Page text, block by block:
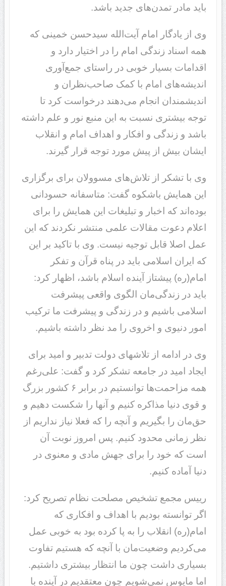
باید مادر تمدن‌های جدید باشد.
وی از یادگار امام آیت‌الله سیدحسن خمینی که
همه اسناد زندگی امام را در اختیار دارد و
اقدامات بسیار خوبی در راستای جمع‌آوری
اندیشه‌های امام با کمک صاحب‌نظران و
اندیشمندان انجام می‌دهند درخواست کرد تا
توجه بیشتری نسبت به این منبع نور و علم داشته
باشد و زندگی و افکار و اهداف امام و انقلاب
ایشان بیش از پیش مورد توجه قرار گیرند.
وی با تشکر از تلاش‌های مسوولان برای برگزاری
این همایش باشکوه گفت: متاسفانه حسودانی
بوده‌اند که اخبار و تبلیغات این همایش را برای
اعلام دعوت مقالات علمی منتشر نکردند که این
عمل اصلا قابل توجیه نیست. وی با تاکید بر این
که ایران اسلامی باید در پناه قرآن و تفکر
امام(ره) پیشتاز آینده اسلام باشد، اظهار کرد:
باید در زندگی‌مان الگوی واقعی پیشرفت
اسلامی باشیم و در زندگی و پیشرفت ما ترکیب
امور دنیوی و اخروی را مد نظر داشته باشیم.
وی در ادامه از تلاشهای دولت تدبیر و امید برای
ایجاد امید در جامعه تشکر کرد و گفت: علی‌رغم
همه مزاحمت‌ها توانستیم در برابر ۶ کشور بزرگ
و قوی دنیا مذاکره کنیم و آنها را شکست دهیم و
حق‌مان را بگیریم و آنچه را که فعلا نیاز نداریم از
نظر زمانی محدود کنیم. پس امروز نوبت آن
است که خود را برای جهش مادی و معنوی در
دنیا آماده کنیم.
رییس مجمع تشخیص مصلحت نظام تصریح کرد:
اگر توانسته بودیم با اهداف و افکاری که
امام(ره) انقلاب را به پا کرده بود به خوبی عمل
می‌کردیم وضعیت‌مان با آنچه که هستیم تفاوت
بسیاری داشت چون ما انتظار بیشتری داشتیم.
اما مایوس نمی‌شویم چون معتقدیم در آینده با